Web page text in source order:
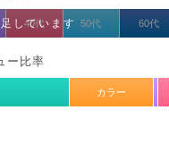
しています
40代 50代 60代
ー比率
カラー